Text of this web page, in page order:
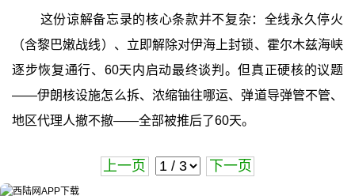
这份谅解备忘录的核心条款并不复杂：全线永久停火
（含黎巴嫩战线）、立即解除对伊海上封锁、霍尔木兹海峡
逐步恢复通行、60天内启动最终谈判。但真正硬核的议题
——伊朗核设施怎么拆、浓缩铀往哪运、弹道导弹管不管、
地区代理人撤不撤——全部被推后了60天。
上一页 下一页